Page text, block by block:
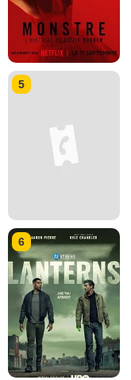
5
6